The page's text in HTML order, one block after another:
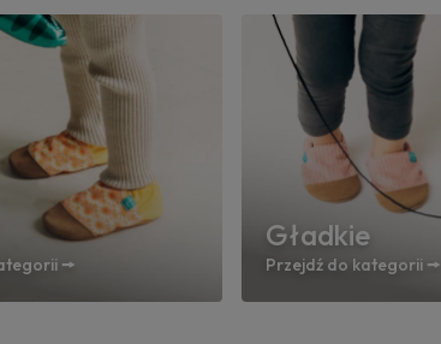
🠚
Gładkie
Przejdź do kategorii 🠚